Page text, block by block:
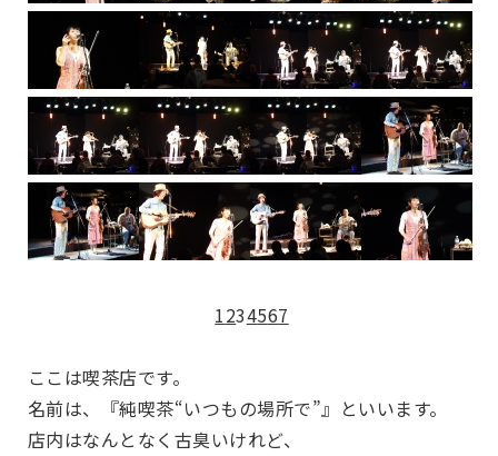
1234567
ここは喫茶店です。
名前は、『純喫茶“いつもの場所で”』といいます。
店内はなんとなく古臭いけれど、